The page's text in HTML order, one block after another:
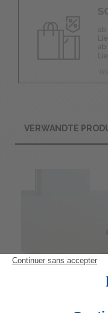
VERWANDTE